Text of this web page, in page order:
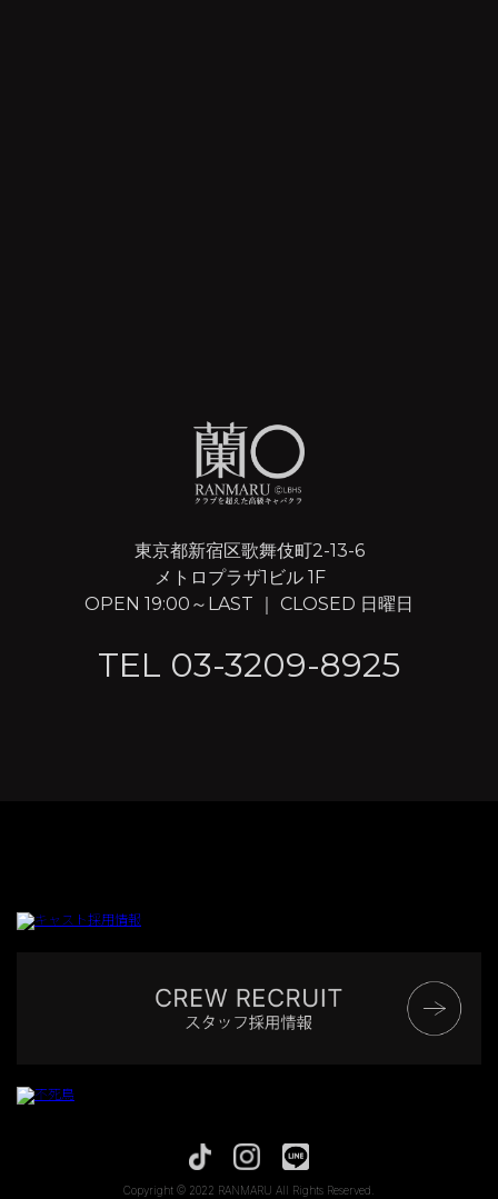
東京都新宿区歌舞伎町2-13-6
メトロプラザ1ビル 1F
OPEN 19:00～LAST ｜ CLOSED 日曜日
TEL 03-3209-8925
Copyright © 2022 RANMARU All Rights Reserved.